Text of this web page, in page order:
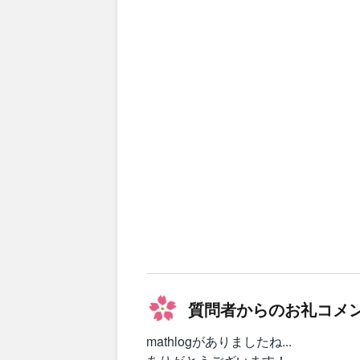
質問者からのお礼コメ
mathlogがありましたね...